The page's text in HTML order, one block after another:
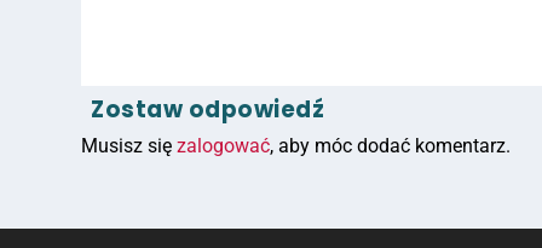
Zostaw odpowiedź
Musisz sięzalogować, aby móc dodać komentarz.